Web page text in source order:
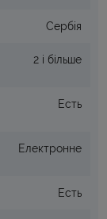
Сербія
2 і більше
Есть
Електронне
Есть